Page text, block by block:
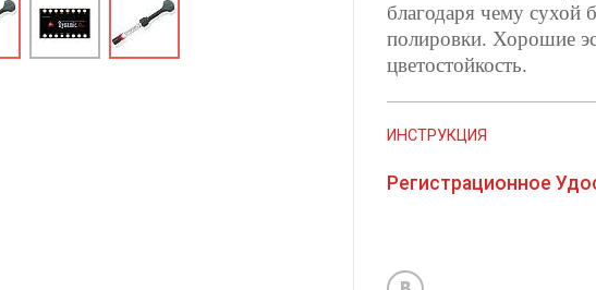
благодаря чему сухой
полировки. Хорошие
цветостойкость.
ИНСТРУКЦИЯ
Регистрационное